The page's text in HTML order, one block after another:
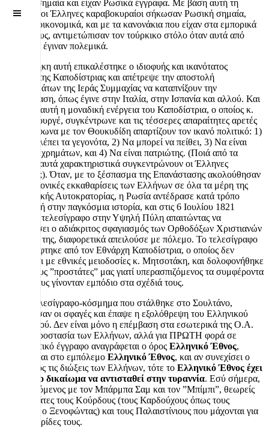
Canvas
Ρωσική σημαία και είχαν Ρωσικά έγγραφα. Με βάση αυτή τη
Συνθήκη οι Έλληνες καραβοκυραίοι σήκωσαν Ρωσική σημαία,
άνθισαν οικονομικά, και με τα κανονάκια που είχαν στα εμπορικά
καϊκια τους, αντιμετώπισαν τον τούρκικο στόλο όταν αυτά από
εμπορικά έγιναν πολεμικά.
Τη συνθήκη αυτή επικαλέστηκε ο ιδιοφυής και ικανότατος
διπλωμάτης Καποδίστριας και απέτρεψε την αποστολή
στρατευμάτων της Ιεράς Συμμαχίας να καταπνίξουν την
Επανάσταση, όπως έγινε στην Ιταλία, στην Ισπανία και αλλού. Και
δεν ήταν αυτή η μοναδική ενέργεια του Καποδίστρια, ο οποίος κ.
Πρωθυπουργέ, συγκέντρωνε και τις τέσσερες απαραίτητες αρετές
που σύμφωνα με τον Θουκυδίδη απαρτίζουν τον ικανό πολιτικό: 1)
Να προβλέπει τα γεγονότα, 2) Να μπορεί να πείθει, 3) Να είναι
υπεράνω χρημάτων, και 4) Να είναι πατριώτης. (Ποιά από τα
τέσσερα αυτά χαρακτηριστικά συγκεντρώνουν οι Έλληνες
πολιτικοί;). Όταν, με το ξέσπασμα της Επανάστασης ακολούθησαν
οι γενοκτονικές εκκαθαρίσεις των Ελλήνων σε όλα τα μέρη της
Οθωμανικής Αυτοκρατορίας, η Ρωσία αντέδρασε κατά τρόπο
καινοφανή στην παγκόσμια ιστορία, και στις 6 Ιουλίου 1821
επέδωσε τελεσίγραφο στην Υψηλή Πύλη απαιτώντας να
σταματήσει ο αδιάκριτος σφαγιασμός των Ορθοδόξων Χριστιανών
υπηκόων της, διαφορετικά απειλούσε με πόλεμο. Το τελεσίγραφο
αυτό γράφτηκε από τον Εθνάρχη Καποδίστρια, ο οποίος δεν
βαρύνεται με εθνικές μειοδοσίες κ. Μητσοτάκη, και δολοφονήθηκε
από ξένους ”προστάτες” μας γιατί υπερασπιζόμενος τα συμφέροντα
του Έθνους γίνονταν εμπόδιο στα σχέδιά τους.
Με το τελεσίγραφο-κόσμημα που στάλθηκε στο Σουλτάνο,
σταμάτησαν οι σφαγές και έπαψε η εξολόθρεψη του Ελληνικού
πληθυσμού. Δεν είναι μόνο η επέμβαση στα εσωτερικά της Ο.Α.
για την προστασία των Ελλήνων, αλλά για ΠΡΩΤΗ φορά σε
διπλωματικό έγγραφο αναγράφεται ο όρος Ελληνικό Έθνος,
αναφέρεται στο εμπόλεμο Ελληνικό Έθνος, και αν συνεχίσει ο
Σουλτάνος τις διώξεις των Ελλήνων, τότε το Ελληνικό Έθνος έχει
το νόμιμο δικαίωμα να αντισταθεί στην τυραννία. Εσύ σήμερα,
συντασσόμενος με τον Μπάρμπα Σαμ και τον ”Μπίμπι”, θεωρείς
τρομοκράτες τους Κούρδους (τους Καρδούχους όπως τους
αναφέρει ο Ξενοφώντας) και τους Παλαιστίνιους που μάχονται για
τα τις πατρίδες τους.